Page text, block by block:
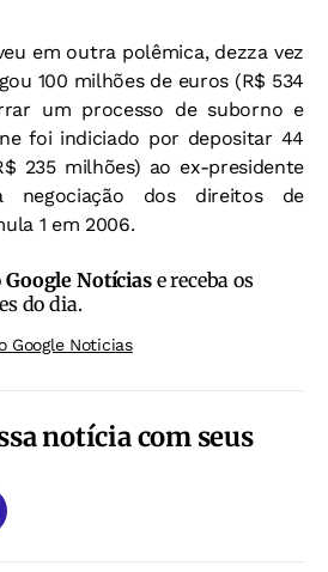
em outra polêmica, dezza vez
100 milhões de euros (R$ 534
um processo de suborno e
foi indiciado por depositar 44
235 milhões) ao ex-presidente
dos direitos de
1 em 2006.
Google Notíciase receba os
do dia.
Google Noticias
notícia com seus